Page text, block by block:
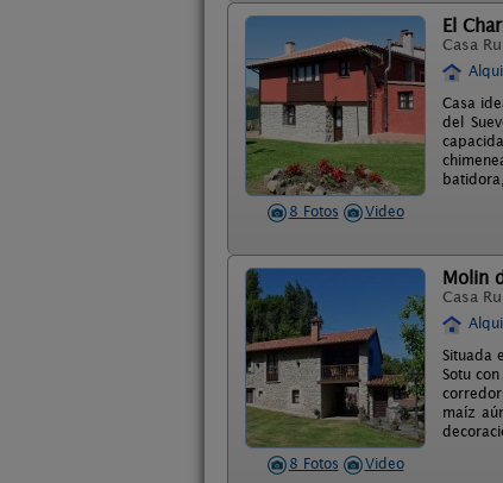
8 Fotos Video
El
Casa
Casa
del
8 Fotos Video
Molin
Casa
Situada
Sotu
maíz